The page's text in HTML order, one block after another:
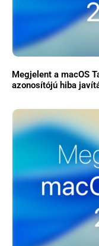
Megjelent a macOS
azonosítójú hiba